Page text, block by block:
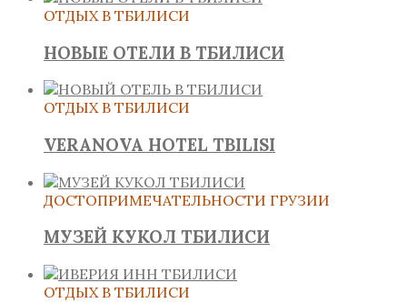
ОТДЫХ В ТБИЛИСИ
НОВЫЕ ОТЕЛИ В ТБИЛИСИ
ОТДЫХ В ТБИЛИСИ
VERANOVA HOTEL TBILISI
ДОСТОПРИМЕЧАТЕЛЬНОСТИ ГРУЗИИ
МУЗЕЙ КУКОЛ ТБИЛИСИ
ОТДЫХ В ТБИЛИСИ